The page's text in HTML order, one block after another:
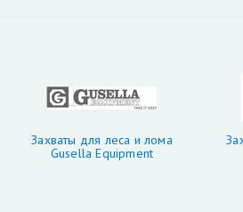
Захваты для леса и лома
Gusella Equipment